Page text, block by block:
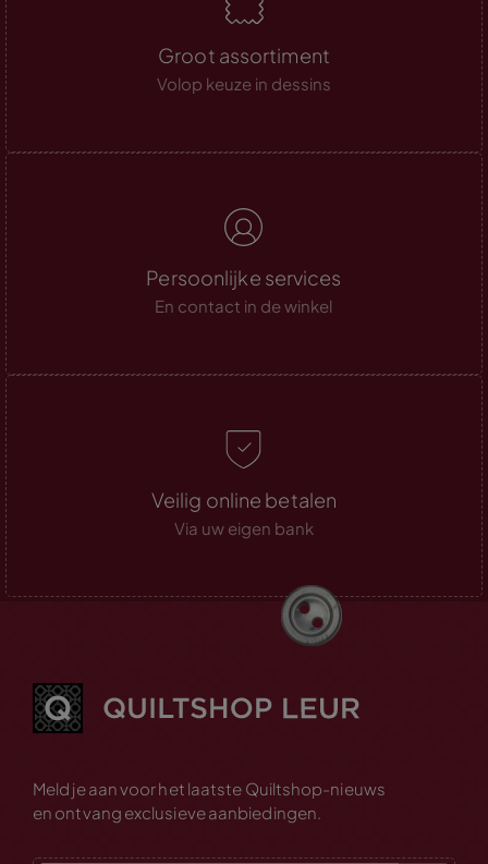
Groot assortiment
Volop keuze in dessins
Persoonlijke services
En contact in de winkel
Veilig online betalen
Via uw eigen bank
Meld je aan voor het laatste Quiltshop-nieuws
en ontvang exclusieve aanbiedingen.